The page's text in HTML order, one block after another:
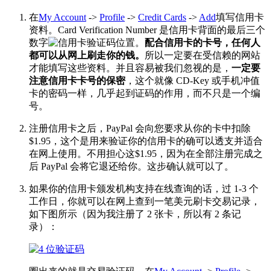
在My Account -> Profile -> Credit Cards -> Add填写信用卡
资料。Card Verification Number 是信用卡背面的最后三个
数字
。 配合信用卡的卡号，任何人
都可以从网上刷走你的钱。
所以一定要在受信赖的网站
才能填写这些资料。并且容易被我们忽视的是， 一定要
注意信用卡卡号的保密，这个就像 CD-Key 或手机冲值
卡的密码一样，几乎起到证码的作用，而不只是一个编
号。
注册信用卡之后，PayPal 会向您要求从你的卡中扣除
$1.95，这个是用来验证你的信用卡的确可以透支并适合
在网上使用。不用担心这$1.95，因为在全部注册完成之
后 PayPal 会将它退还给你。这步确认就可以了。
如果你的信用卡颁发机构支持在线查询的话，过 1-3 个
工作日，你就可以在网上查到一笔美元刷卡交易记录，
如下图所示（因为我注册了 2 张卡，所以有 2 条记
录）：